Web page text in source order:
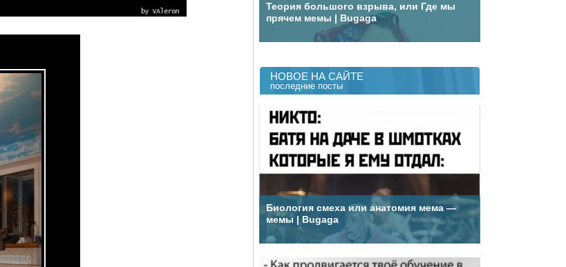
Теория большого взрыва, или Где мы
прячем мемы | Bugaga
НОВОЕ НА САЙТЕ
последние посты
Биология смеха или анатомия мема —
мемы | Bugaga